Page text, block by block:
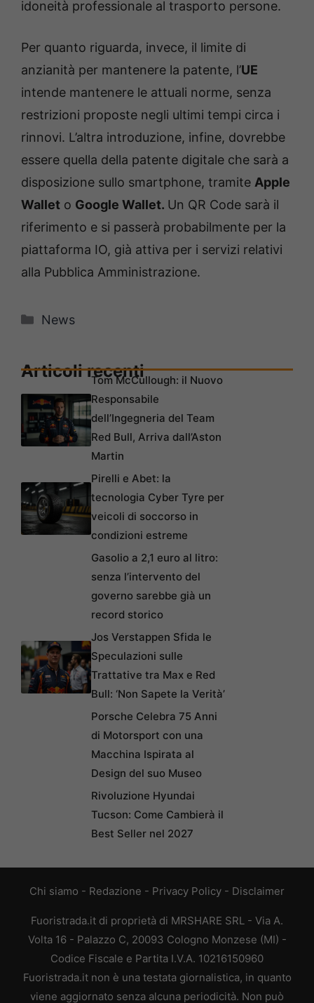
idoneità professionale al trasporto persone.
Per quanto riguarda, invece, il limite di
anzianità per mantenere la patente, l’UE
intende mantenere le attuali norme, senza
restrizioni proposte negli ultimi tempi circa i
rinnovi. L’altra introduzione, infine, dovrebbe
essere quella della patente digitale che sarà a
disposizione sullo smartphone, tramite Apple
Wallet o Google Wallet. Un QR Code sarà il
riferimento e si passerà probabilmente per la
piattaforma IO, già attiva per i servizi relativi
alla Pubblica Amministrazione.
Categorie
News
Articoli recentiTom McCullough: il Nuovo
Responsabile
dell’Ingegneria del Team
Red Bull, Arriva dall’Aston
Martin
Pirelli e Abet: la
tecnologia Cyber Tyre per
veicoli di soccorso in
condizioni estreme
Gasolio a 2,1 euro al litro:
senza l’intervento del
governo sarebbe già un
record storico
Jos Verstappen Sfida le
Speculazioni sulle
Trattative tra Max e Red
Bull: ‘Non Sapete la Verità’
Porsche Celebra 75 Anni
di Motorsport con una
Macchina Ispirata al
Design del suo Museo
Rivoluzione Hyundai
Tucson: Come Cambierà il
Best Seller nel 2027
Chi siamo - Redazione - Privacy Policy - Disclaimer
Fuoristrada.it di proprietà di MRSHARE SRL - Via A.
Volta 16 - Palazzo C, 20093 Cologno Monzese (MI) -
Codice Fiscale e Partita I.V.A. 10216150960
Fuoristrada.it non è una testata giornalistica, in quanto
viene aggiornato senza alcuna periodicità. Non può